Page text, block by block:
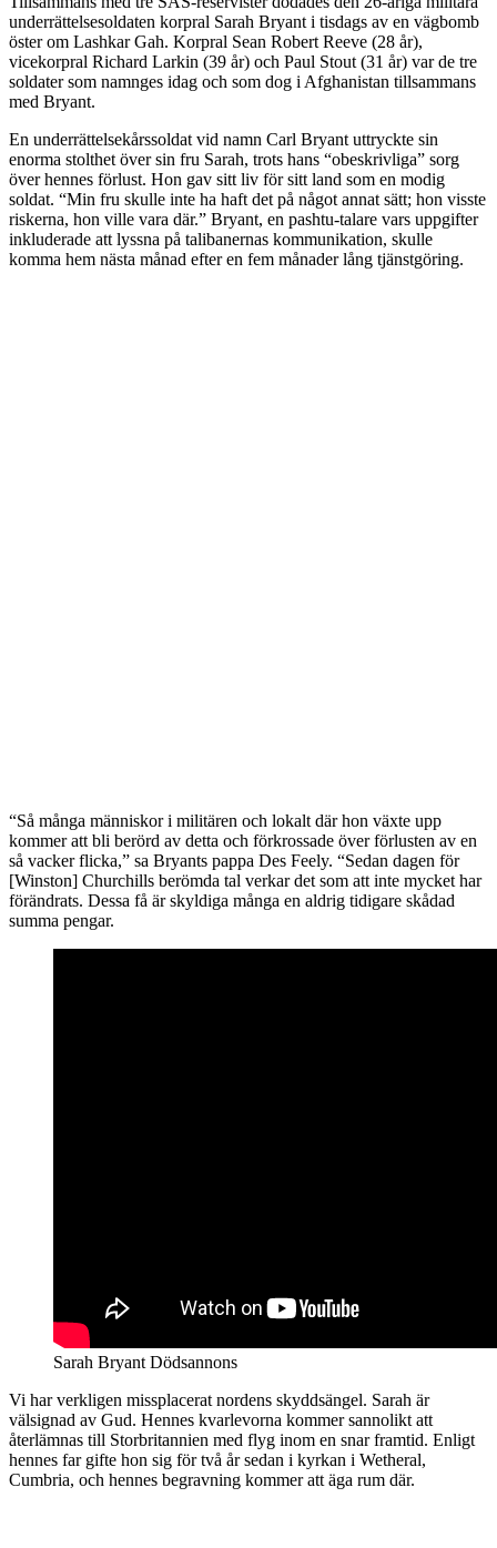
underrättelsesoldaten korpral Sarah Bryant i tisdags av en vägbomb
öster om Lashkar Gah. Korpral Sean Robert Reeve (28 år),
vicekorpral Richard Larkin (39 år) och Paul Stout (31 år) var de tre
soldater som namnges idag och som dog i Afghanistan tillsammans
med Bryant.
En underrättelsekårssoldat vid namn Carl Bryant uttryckte sin
enorma stolthet över sin fru Sarah, trots hans “obeskrivliga” sorg
över hennes förlust. Hon gav sitt liv för sitt land som en modig
soldat. “Min fru skulle inte ha haft det på något annat sätt; hon visste
riskerna, hon ville vara där.” Bryant, en pashtu-talare vars uppgifter
inkluderade att lyssna på talibanernas kommunikation, skulle
komma hem nästa månad efter en fem månader lång tjänstgöring.
“Så många människor i militären och lokalt där hon växte upp
kommer att bli berörd av detta och förkrossade över förlusten av en
så vacker flicka,” sa Bryants pappa Des Feely. “Sedan dagen för
[Winston] Churchills berömda tal verkar det som att inte mycket har
förändrats. Dessa få är skyldiga många en aldrig tidigare skådad
summa pengar.
Sarah Bryant Dödsannons
Vi har verkligen missplacerat nordens skyddsängel. Sarah är
välsignad av Gud. Hennes kvarlevorna kommer sannolikt att
återlämnas till Storbritannien med flyg inom en snar framtid. Enligt
hennes far gifte hon sig för två år sedan i kyrkan i Wetheral,
Cumbria, och hennes begravning kommer att äga rum där.